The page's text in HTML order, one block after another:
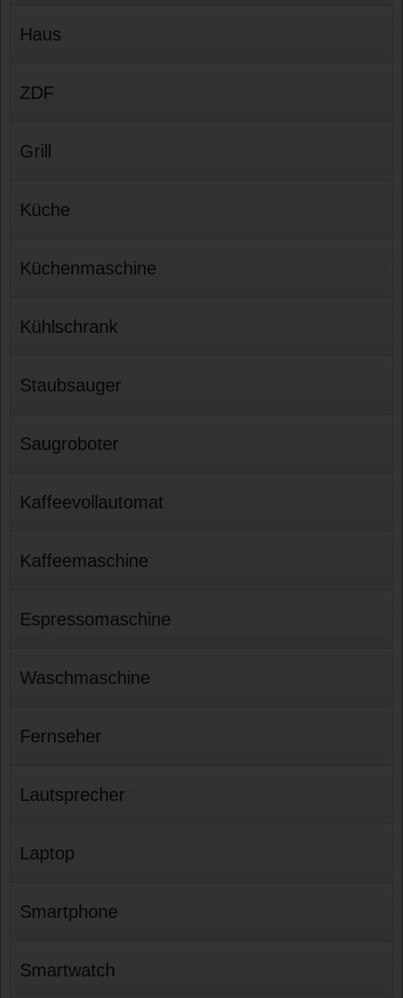
Haus
ZDF
Grill
Küche
Küchenmaschine
Kühlschrank
Staubsauger
Saugroboter
Kaffeevollautomat
Kaffeemaschine
Espressomaschine
Waschmaschine
Fernseher
Lautsprecher
Laptop
Smartphone
Smartwatch